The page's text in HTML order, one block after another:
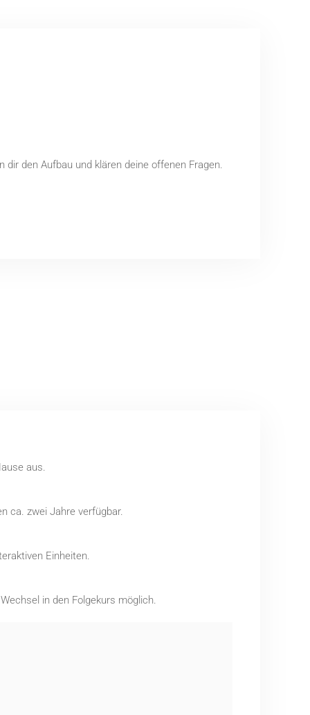
den Aufbau und klären deine offenen Fragen.
aus.
ca. zwei Jahre verfügbar.
Einheiten.
in den Folgekurs möglich.